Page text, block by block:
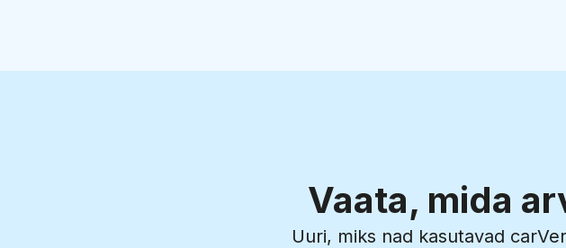
Vaata, mida
Uuri, miks nad kasutavad